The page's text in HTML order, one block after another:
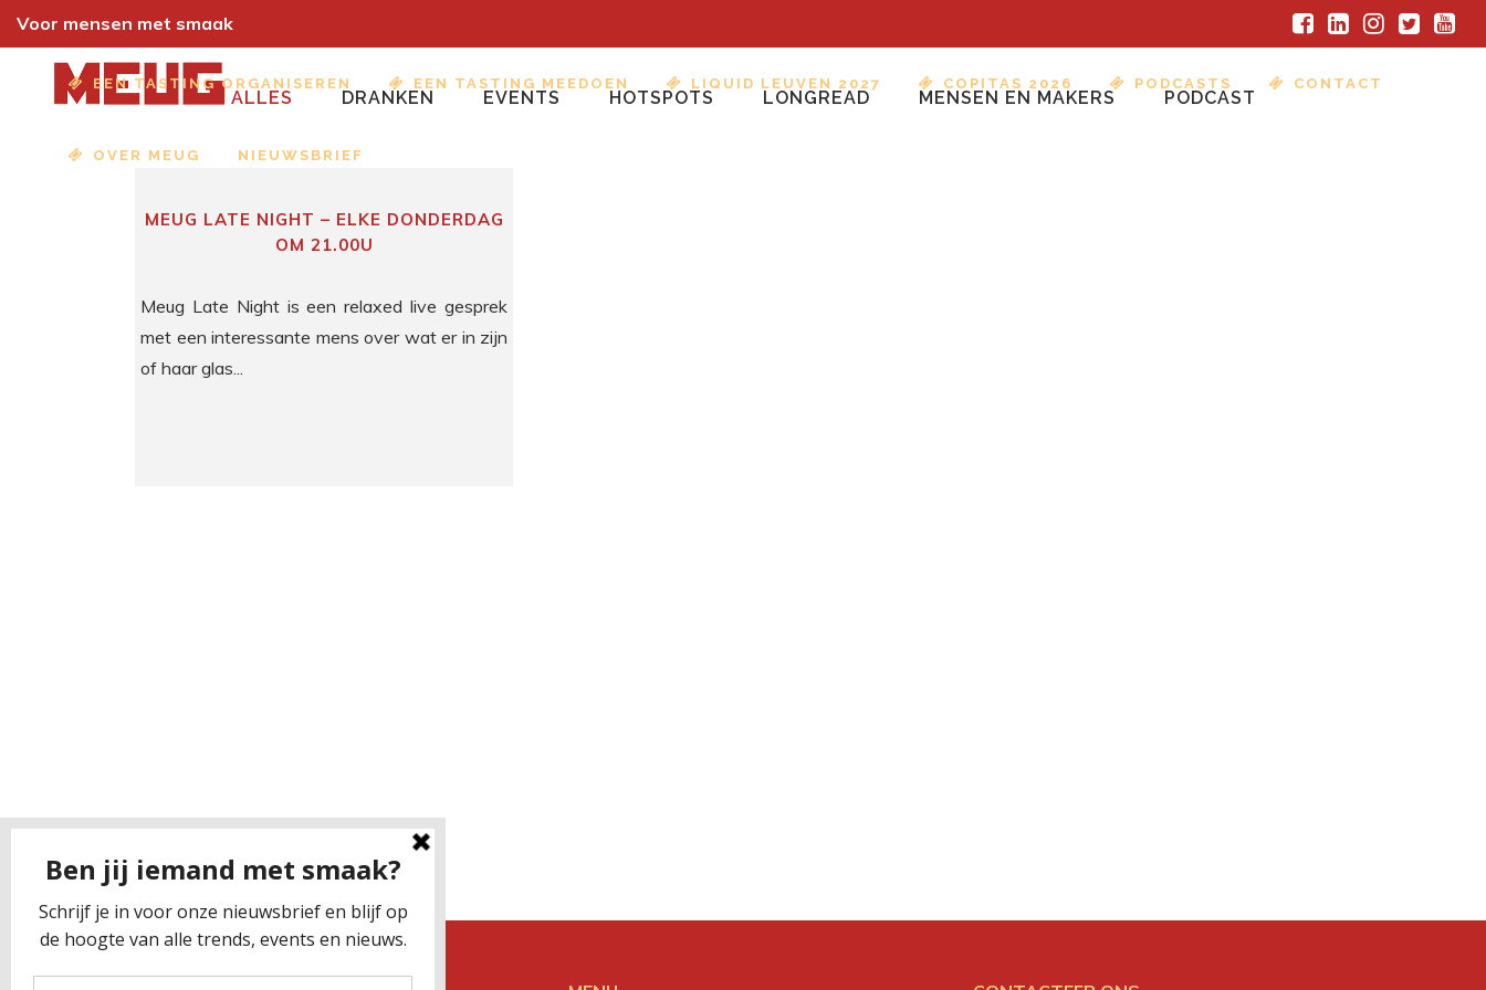
Voor mensen met smaak
EEN TASTING ORGANISEREN EEN TASTING MEEDOEN LIQUID LEUVEN 2027 COPITAS 2026 PODCASTS CONTACT
OVER MEUG NIEUWSBRIEF
ALLES DRANKEN EVENTS HOTSPOTS LONGREAD MENSEN EN MAKERS PODCAST
MEUG LATE NIGHT – ELKE DONDERDAG
OM 21.00U
Meug Late Night is een relaxed live gesprek
met een interessante mens over wat er in zijn
of haar glas...